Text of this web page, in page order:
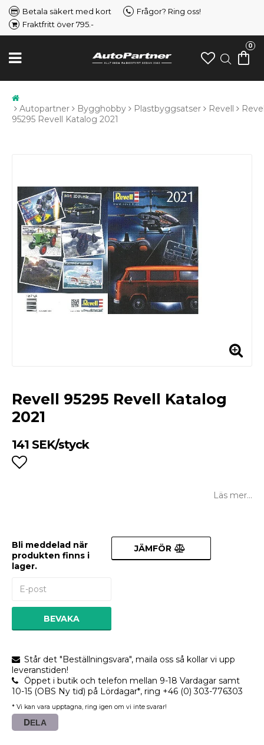
Betala säkert med kort
Frågor? Ring oss!
Fraktfritt över 795.-
0
Autopartner Bygghobby Plastbyggsatser Revell
95295 Revell Katalog 2021
Revell 95295 Revell Katalog
2021
141 SEK/styck
Läs mer...
Bli meddelad när
produkten finns i
lager.
BEVAKA
JÄMFÖR
Står det "Beställningsvara", maila oss så kollar vi upp
leveranstiden!
Öppet i butik och telefon mellan 9-18 Vardagar samt
10-15 (OBS Ny tid) på Lördagar*, ring +46 (0) 303-776303
* Vi kan vara upptagna, ring igen om vi inte svarar!
DELA